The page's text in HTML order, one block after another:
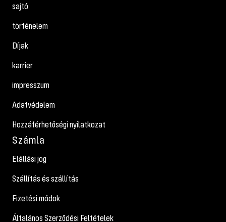
sajtó
történelem
Díjak
karrier
impresszum
Adatvédelem
Hozzáférhetőségi nyilatkozat
Számla
Elállási jog
Szállítás és szállítás
Fizetési módok
Általános Szerződési Feltételek